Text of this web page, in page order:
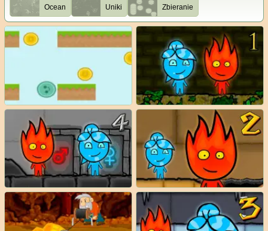
Ocean Uniki Zbieranie